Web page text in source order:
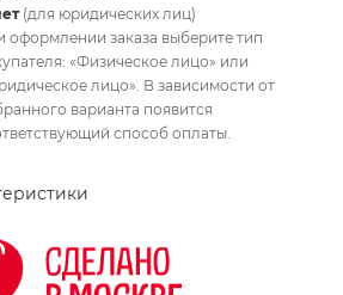
(для юридических лиц)
оформлении заказа выберите тип
«Физическое лицо» или
лицо». В зависимости от
варианта появится
способ оплаты.